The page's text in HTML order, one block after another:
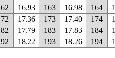
16.93 163 16.98 164
17.36 173 17.40 174
17.79 183 17.83 184
18.22 193 18.26 194